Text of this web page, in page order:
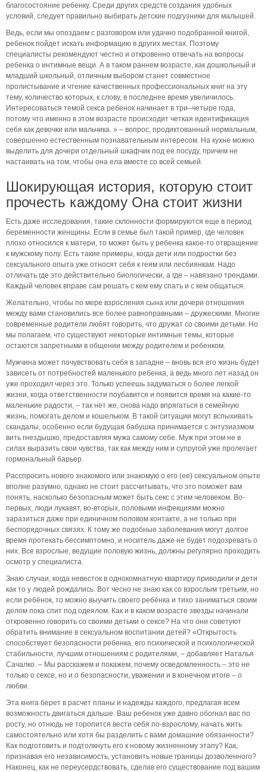
благосостояние ребенку. Среди других средств создания удобных
условий, следует правильно выбирать детские подгузники для малышей.
Ведь, если мы опоздаем с разговором или удачно подобранной книгой,
ребенок пойдет искать информацию в других местах. Поэтому
специалисты рекомендуют честно и откровенно отвечать на вопросы
ребенка о интимные вещи. А в таком раннем возрасте, как дошкольный и
младший школьный, отличным выбором станет совместное
пролистывание и чтение качественных профессиональных книг на эту
тему, количество которых, к слову, в последнее время увеличилось.
Интересоваться темой секса ребенок начинает в три–четыре года,
потому что именно в этом возрасте происходит четкая идентификация
себя как девочки или мальчика. » – вопрос, продиктованный нормальным,
совершенно естественным познавательным интересом. На кухне можно
выделить для дочери отдельный шкафчик под ее посуду, причем не
настаивать на том, чтобы она ела вместе со всей семьей.
Шокирующая история, которую стоит
прочесть каждому Она стоит жизни
Есть даже исследования, такие склонности формируются еще в период
беременности женщины. Если в семье был такой пример, где человек
плохо относился к матери, то может быть у ребенка какое-то отвращение
к мужскому полу. Есть такие примеры, когда дети или подростки без
сексуального опыта уже относят себя к геям или лесбиянкам. Надо
отличать где это действительно биологически, а где – навязано трендами.
Каждый человек вправе сам решать с кем ему спать и с кем общаться.
Желательно, чтобы по мере взросления сына или дочери отношения
между вами становились все более равноправными – дружескими. Многие
современные родители любят говорить, что дружат со своими детьми. Но
мы полагаем, что существуют некоторые интимные темы, которые
остаются запретными в общении между родителем и ребенком.
Мужчина может почувствовать себя в западне – вновь вся его жизнь будет
зависеть от потребностей маленького ребенка, а ведь много лет назад он
уже проходил через это. Только успеешь задуматься о более легкой
жизни, когда ответственности поубавится и появится время на какие-то
маленькие радости, – так нет же, снова надо впрягаться в семейную
жизнь, помогать делом и кошельком. В такой ситуации могут вспыхивать
скандалы, особенно если будущая бабушка принимается с энтузиазмом
вить гнездышко, предоставляя мужа самому себе. Муж при этом не в
силах выразить свои чувства, так как между ним и супругой уже пролегает
гормональный барьер.
Расспросить нового знакомого или знакомую о его (ее) сексуальном опыте
вполне разумно, однако не стоит рассчитывать, что это поможет вам
понять, насколько безопасным может быть секс с этим человеком. Во-
первых, люди лукавят, во-вторых, половыми инфекциями можно
заразиться даже при единичном половом контакте, а не только при
беспорядочных связях. К тому же подобные заболевания могут долгое
время протекать бессимптомно, и носитель даже не будет подозревать о
них. Все взрослые, ведущие половую жизнь, должны регулярно проходить
осмотр у специалиста.
Знаю случаи, когда невесток в однокомнатную квартиру приводили и дети
как то у людей рождались. Вот чесно не знаю как со взрослым третьим, но
если ребёнок, то можно выучить своего ребёнка и тихо заниматься своим
делом пока спит под одеялом. Как и в каком возрасте звезды начинали
откровенно говорить со своими детьми о сексе? На что они советуют
обратить внимание в сексуальном воспитании детей? «Открытость
способствует безопасности ребенка, его психической и психологической
стабильности, лучшим отношениям с родителями, – добавляет Наталья
Сачалко. – Мы расскажем и покажем, почему осведомленность – это не
только о сексе, но и о безопасности, уважении и в конечном итоге – о
любви.
Эта книга берет в расчет планы и надежды каждого, предлагая всем
возможность двигаться дальше. Ваш ребенок уже давно обогнал вас по
росту, но отнюдь не торопится вести себя по-взрослому, начать жить
самостоятельно или хотя бы разделить с вами домашние обязанности?
Как подготовить и подтолкнуть его к новому жизненному этапу? Как,
признавая его независимость, установить новые границы дозволенного?
Наконец, как не переусердствовать, сделав его существование под вашим